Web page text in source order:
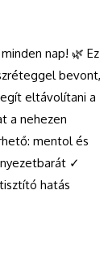
nap! 🌿 Ez
bevont,
eltávolítani a
a nehezen
mentol és
✓
hatás